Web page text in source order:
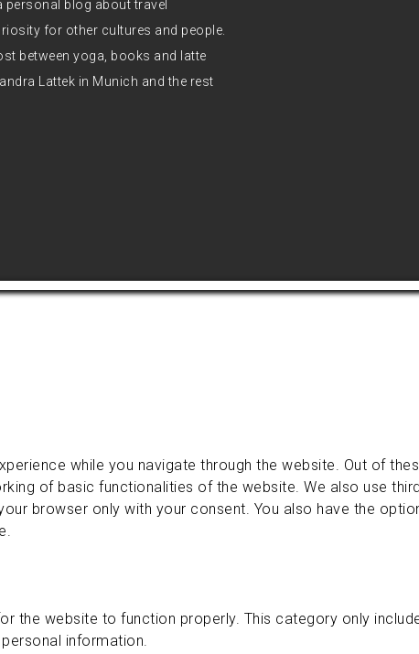
personal blog about travel
for other cultures and people.
between yoga, books and latte
Lattek in Munich and the rest
while you navigate through the website. Out of
of basic functionalities of the website. We also use
browser only with your consent. You also have the
the website to function properly. This category only
information.